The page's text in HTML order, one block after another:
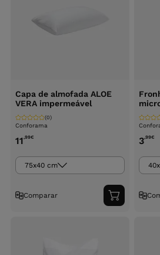
Capa de almofada ALOE
VERA impermeável
Conforama
(0)
11,99€
75x40 cm
Comparar
Adicionar
ao
3,99€